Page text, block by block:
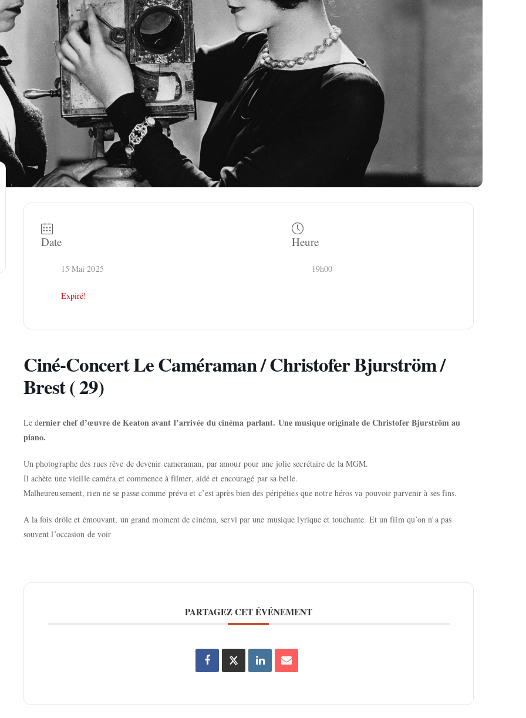
Date
15 Mai 2025
Expiré!
Heure
19h00
Ciné-Concert Le Caméraman / Christofer Bjurström /
Brest ( 29)
Le dernier chef d’œuvre de Keaton avant l’arrivée du cinéma parlant. Une musique originale de Christofer Bjurström au
piano.
Un photographe des rues rêve de devenir cameraman, par amour pour une jolie secrétaire de la MGM.
Il achète une vieille caméra et commence à filmer, aidé et encouragé par sa belle.
Malheureusement, rien ne se passe comme prévu et c’est après bien des péripéties que notre héros va pouvoir parvenir à ses fins.
A la fois drôle et émouvant, un grand moment de cinéma, servi par une musique lyrique et touchante. Et un film qu’on n’a pas
souvent l’occasion de voir
PARTAGEZ CET ÉVÉNEMENT